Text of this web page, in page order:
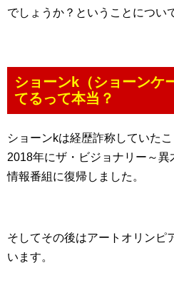
でしょうか？ということについ
ショーンk（ショーンケ
てるって本当？
ショーンkは経歴詐称していた
2018年にザ・ビジョナリー～
情報番組に復帰しました。
そしてその後はアートオリンピ
います。